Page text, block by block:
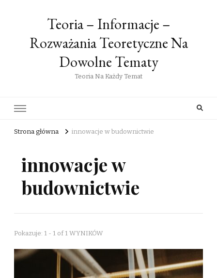
Teoria – Informacje –
Rozważania Teoretyczne Na
Dowolne Tematy
Teoria Na Każdy Temat
Strona główna innowacje w budownictwie
innowacje w
budownictwie
Pokazuje: 1 - 1 of 1 WYNIKÓW